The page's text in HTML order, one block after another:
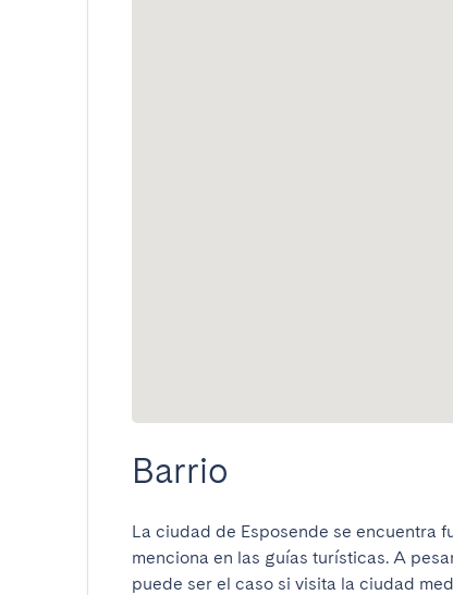
Barrio
La ciudad de Esposende se encuentra
menciona en las guías turísticas. A
puede ser el caso si visita la ciudad